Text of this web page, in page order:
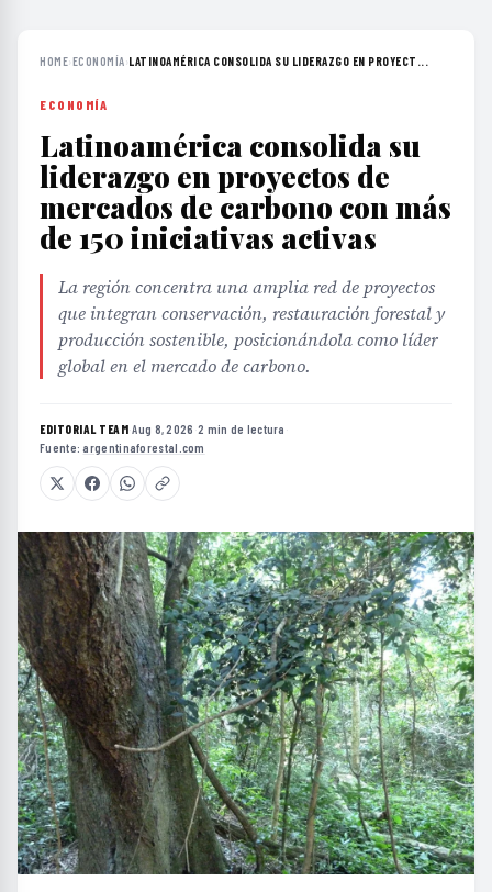
HOME›ECONOMÍA›LATINOAMÉRICA CONSOLIDA SU LIDERAZGO EN PROYECT...
ECONOMÍA
Latinoamérica consolida su
liderazgo en proyectos de
mercados de carbono con más
de 150 iniciativas activas
La región concentra una amplia red de proyectos
que integran conservación, restauración forestal y
producción sostenible, posicionándola como líder
global en el mercado de carbono.
EDITORIAL TEAM·Aug 8, 2026 ·2 min de lectura ·
Fuente:argentinaforestal.com